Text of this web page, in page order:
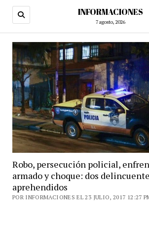
INFORMACIONES
7 agosto, 2026
Robo, persecución policial,
armado y choque: dos
aprehendidos
POR INFORMACIONES EL 23 JULIO, 2017 12:27